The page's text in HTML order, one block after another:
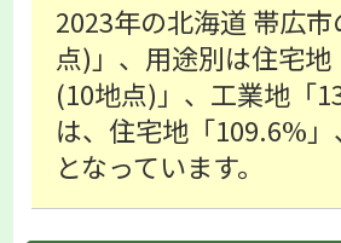
2023年の北海道 帯広
点)」、用途別は住宅
(10地点)」、工業地「
は、住宅地「109.6%
となっています。